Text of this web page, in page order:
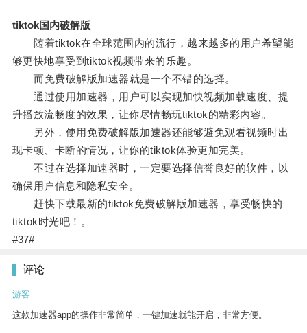
tiktok国内破解版
随着tiktok在全球范围内的流行，越来越多的用户希望能
够更快地享受到tiktok视频带来的乐趣。
而免费破解版加速器就是一个不错的选择。
通过使用加速器，用户可以实现加快视频加载速度、提
升播放流畅度的效果，让你尽情畅玩tiktok的精彩内容。
另外，使用免费破解版加速器还能够避免观看视频时出
现卡顿、卡断的情况，让你的tiktok体验更加完美。
不过在选择加速器时，一定要选择信誉良好的软件，以
确保用户信息和隐私安全。
赶快下载最新的tiktok免费破解版加速器，享受畅快的
tiktok时光吧！。
#37#
评论
游客
这款加速器app的操作非常简单，一键加速就能开启，非常方便。